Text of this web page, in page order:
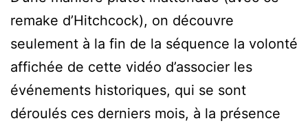
remake d’Hitchcock), on découvre
seulement à la fin de la séquence la volonté
affichée de cette vidéo d’associer les
événements historiques, qui se sont
déroulés ces derniers mois, à la présence